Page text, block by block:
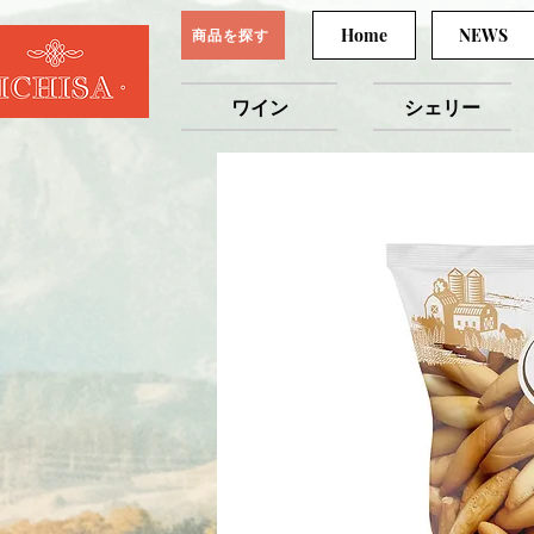
商品を探す Home NEWS
ワイン シェリー